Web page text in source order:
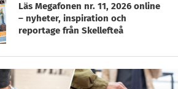
Läs Megafonen nr. 11, 2026 online
– nyheter, inspiration och
reportage från Skellefteå